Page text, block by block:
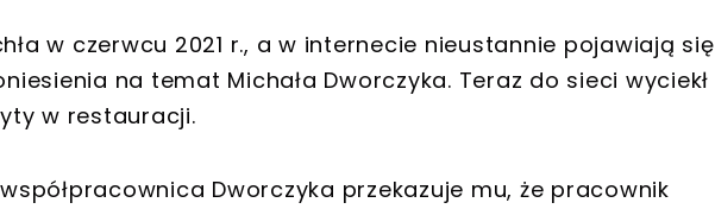
w czerwcu 2021 r., a w internecie nieustannie pojawiają się
na temat Michała Dworczyka. Teraz do sieci wyciekł
w restauracji.
Dworczyka przekazuje mu, że pracownik